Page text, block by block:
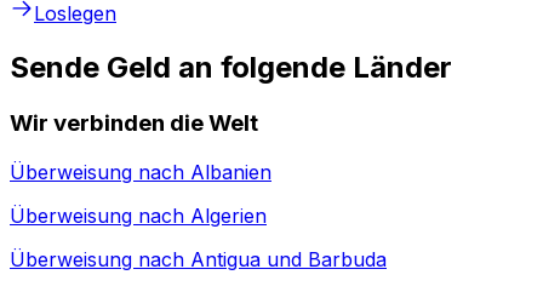
Loslegen
Sende Geld an folgende Länder
Wir verbinden die Welt
Überweisung nach Albanien
Überweisung nach Algerien
Überweisung nach Antigua und Barbuda